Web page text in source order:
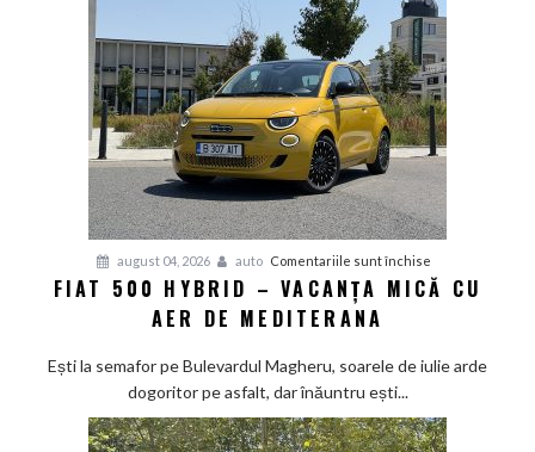
august 04, 2026 auto Comentariile sunt închise
Fiat
–
mică
cu
FIAT 500 HYBRID – VACANȚA MICĂ CU
AER DE MEDITERANA
Ești la semafor pe Bulevardul Magheru, soarele de iulie arde
dogoritor pe asfalt, dar înăuntru ești...